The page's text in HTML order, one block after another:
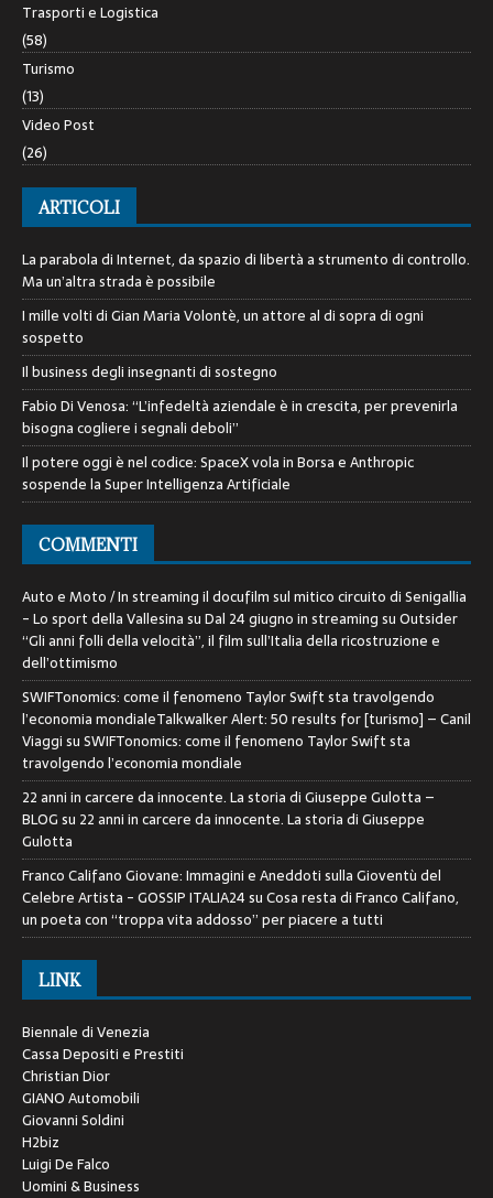
Trasporti e Logistica
(58)
Turismo
(13)
Video Post
(26)
ARTICOLI
La parabola di Internet, da spazio di libertà a strumento di controllo.
Ma un’altra strada è possibile
I mille volti di Gian Maria Volontè, un attore al di sopra di ogni
sospetto
Il business degli insegnanti di sostegno
Fabio Di Venosa: “L’infedeltà aziendale è in crescita, per prevenirla
bisogna cogliere i segnali deboli”
Il potere oggi è nel codice: SpaceX vola in Borsa e Anthropic
sospende la Super Intelligenza Artificiale
COMMENTI
Auto e Moto / In streaming il docufilm sul mitico circuito di Senigallia
- Lo sport della VallesinasuDal 24 giugno in streaming su Outsider
“Gli anni folli della velocità”, il film sull’Italia della ricostruzione e
dell’ottimismo
SWIFTonomics: come il fenomeno Taylor Swift sta travolgendo
l’economia mondialeTalkwalker Alert: 50 results for [turismo] – Canil
ViaggisuSWIFTonomics: come il fenomeno Taylor Swift sta
travolgendo l’economia mondiale
22 anni in carcere da innocente. La storia di Giuseppe Gulotta –
BLOGsu 22 anni in carcere da innocente. La storia di Giuseppe
Gulotta
Franco Califano Giovane: Immagini e Aneddoti sulla Gioventù del
Celebre Artista - GOSSIP ITALIA24suCosa resta di Franco Califano,
un poeta con “troppa vita addosso” per piacere a tutti
LINK
Biennale di Venezia
Cassa Depositi e Prestiti
Christian Dior
GIANO Automobili
Giovanni Soldini
H2biz
Luigi De Falco
Uomini & Business